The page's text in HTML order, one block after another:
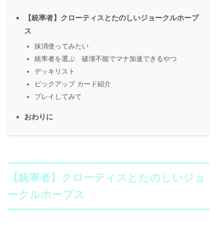
【統率者】クローティスとたのしいジョークルホープ
ス
抹消使ってみたい
統率者を選ぶ 破壊不能でマナ加速できるやつ
デッキリスト
ピックアップ カード紹介
プレイしてみて
おわりに
【統率者】クローティスとたのしいジョ
ークルホープス